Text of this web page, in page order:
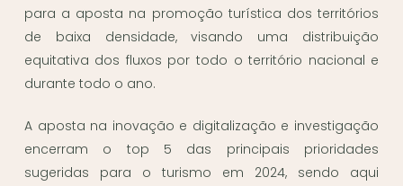
para a aposta na promoção turística dos territórios
de baixa densidade, visando uma distribuição
equitativa dos fluxos por todo o território nacional e
durante todo o ano.
A aposta na inovação e digitalização e investigação
encerram o top 5 das principais prioridades
sugeridas para o turismo em 2024, sendo aqui